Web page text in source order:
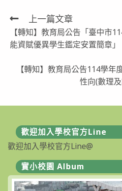
Read
more
上一篇文章
【轉知】教育局公告「臺中市
能資賦優異學生鑑定安置簡章」
【轉知】教育局公告114學
性向(數理
歡迎加入學校官方Line
歡迎加入學校官方Line@
實小校園 Album